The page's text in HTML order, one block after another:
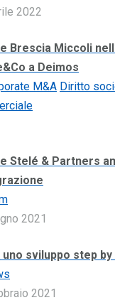
2022
e Brescia Miccoli
a Deimos
M&A Diritto
e Stelé & Partners
2021
uno sviluppo step
2021